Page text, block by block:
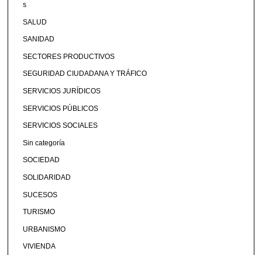
s
SALUD
SANIDAD
SECTORES PRODUCTIVOS
SEGURIDAD CIUDADANA Y TRÁFICO
SERVICIOS JURÍDICOS
SERVICIOS PÚBLICOS
SERVICIOS SOCIALES
Sin categoría
SOCIEDAD
SOLIDARIDAD
SUCESOS
TURISMO
URBANISMO
VIVIENDA